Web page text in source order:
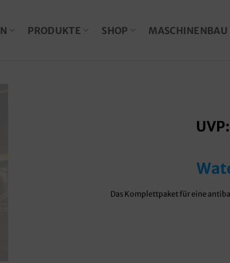
PRODUKTE SHOP MASCHINENBAU
UVP:
Das Komplettpaket für eine